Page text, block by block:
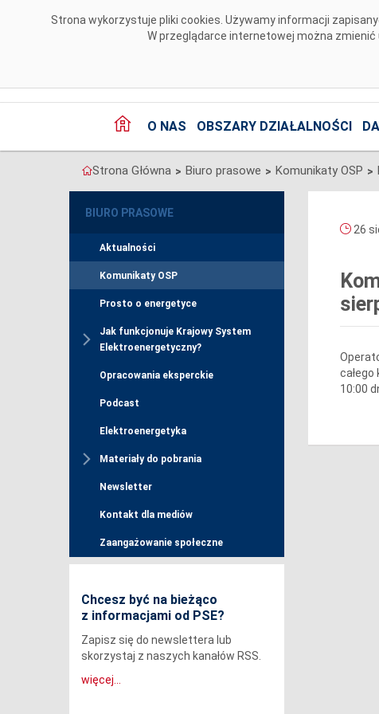
Strona wykorzystuje pliki cookies. Używamy informacji
W przeglądarce internetowej można
O NAS OBSZARY DZIAŁALNOŚCI
Strona Główna > Biuro prasowe > Komunikaty OSP >
BIURO PRASOWE
Aktualności
Komunikaty OSP
Prosto o energetyce
Jak funkcjonuje Krajowy System
Elektroenergetyczny?
Opracowania eksperckie
Podcast
Elektroenergetyka
Materiały do pobrania
Newsletter
Kontakt dla mediów
Zaangażowanie społeczne
Chcesz być na bieżąco
z informacjami od PSE?
Zapisz się do newslettera lub
skorzystaj z naszych kanałów RSS.
więcej...
26
10:00